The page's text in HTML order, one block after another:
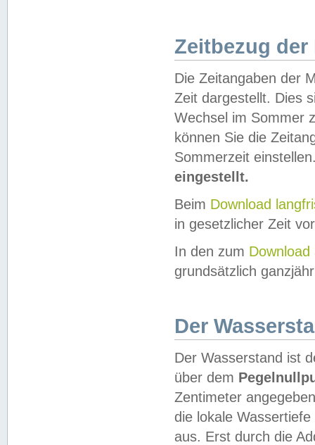
Zeitbezug der
Die Zeitangaben der
Zeit dargestellt. Dies
Wechsel im Sommer
können Sie die
Sommerzeit
eingestellt.
Beim Download
in gesetzlicher Zeit
In den zum Download
grundsätzlich
Der
Der Wasserstand ist
über dem
Zentimeter
die lokale
aus. Erst durch die